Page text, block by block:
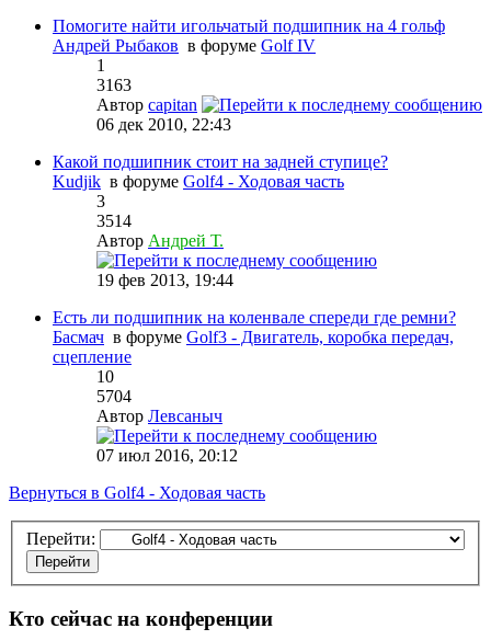
Помогите найти игольчатый подшипник на 4 гольф
Андрей Рыбаков в форуме Golf IV
1
3163
Автор capitan
06 дек 2010, 22:43
Какой подшипник стоит на задней ступице?
Kudjik в форуме Golf4 - Ходовая часть
3
3514
Автор Андрей Т.
19 фев 2013, 19:44
Есть ли подшипник на коленвале спереди где ремни?
Басмач в форуме Golf3 - Двигатель, коробка передач,
сцепление
10
5704
Автор Левсаныч
07 июл 2016, 20:12
Вернуться в Golf4 - Ходовая часть
Перейти:
Кто сейчас на конференции